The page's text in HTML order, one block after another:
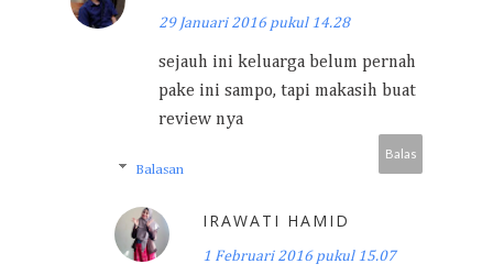
29 Januari 2016 pukul 14.28
sejauh ini keluarga belum pernah
pake ini sampo, tapi makasih buat
review nya
Balas
Balasan
IRAWATI HAMID
1 Februari 2016 pukul 15.07